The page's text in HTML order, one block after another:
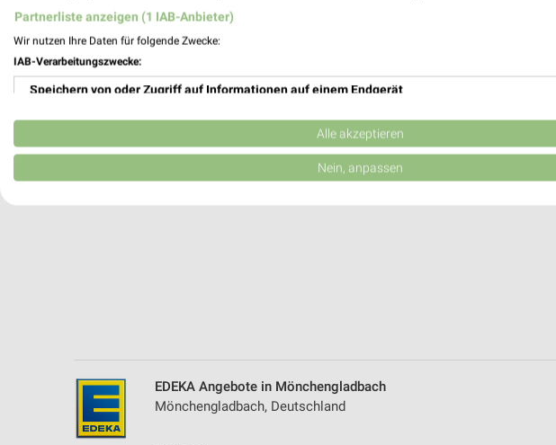
512,35 km
EDEKA Angebote in Mönchengladbach
Mönchengladbach, Deutschland
Partnerliste anzeigen (1 IAB-Anbieter)
Wir nutzen Ihre Daten für folgende Zwecke:
IAB-Verarbeitungszwecke:
Speichern von oder Zugriff auf Informationen auf einem Endgerät
Verwendung reduzierter Daten zur Auswahl von Werbeanzeigen
Erstellung von Profilen für personalisierte Werbung
Analyse von Zielgruppen durch Statistiken oder Kombinationen von Daten aus verschiedenen
Entwicklung und Verbesserung der Angebote
Alle akzeptieren
Nein, anpassen